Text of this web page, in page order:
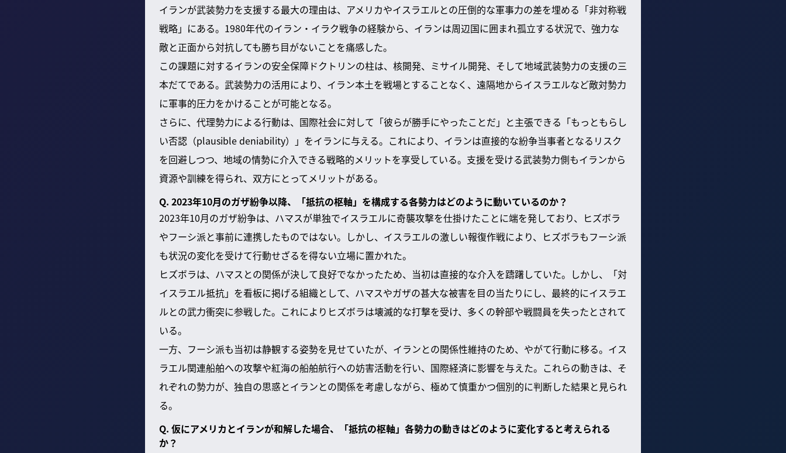
イランが武装勢力を支援する最大の理由は、アメリカやイスラエルとの圧倒的な軍事力の差を埋める「非対称戦
戦略」にある。1980年代のイラン・イラク戦争の経験から、イランは周辺国に囲まれ孤立する状況で、強力な
敵と正面から対抗しても勝ち目がないことを痛感した。
この課題に対するイランの安全保障ドクトリンの柱は、核開発、ミサイル開発、そして地域武装勢力の支援の三
本だてである。武装勢力の活用により、イラン本土を戦場とすることなく、遠隔地からイスラエルなど敵対勢力
に軍事的圧力をかけることが可能となる。
さらに、代理勢力による行動は、国際社会に対して「彼らが勝手にやったことだ」と主張できる「もっともらし
い否認（plausible deniability）」をイランに与える。これにより、イランは直接的な紛争当事者となるリスク
を回避しつつ、地域の情勢に介入できる戦略的メリットを享受している。支援を受ける武装勢力側もイランから
資源や訓練を得られ、双方にとってメリットがある。
Q. 2023年10月のガザ紛争以降、「抵抗の枢軸」を構成する各勢力はどのように動いているのか？
2023年10月のガザ紛争は、ハマスが単独でイスラエルに奇襲攻撃を仕掛けたことに端を発しており、ヒズボラ
やフーシ派と事前に連携したものではない。しかし、イスラエルの激しい報復作戦により、ヒズボラもフーシ派
も状況の変化を受けて行動せざるを得ない立場に置かれた。
ヒズボラは、ハマスとの関係が決して良好でなかったため、当初は直接的な介入を躊躇していた。しかし、「対
イスラエル抵抗」を看板に掲げる組織として、ハマスやガザの甚大な被害を目の当たりにし、最終的にイスラエ
ルとの武力衝突に参戦した。これによりヒズボラは壊滅的な打撃を受け、多くの幹部や戦闘員を失ったとされて
いる。
一方、フーシ派も当初は静観する姿勢を見せていたが、イランとの関係性維持のため、やがて行動に移る。イス
ラエル関連船舶への攻撃や紅海の船舶航行への妨害活動を行い、国際経済に影響を与えた。これらの動きは、そ
れぞれの勢力が、独自の思惑とイランとの関係を考慮しながら、極めて慎重かつ個別的に判断した結果と見られ
る。
Q. 仮にアメリカとイランが和解した場合、「抵抗の枢軸」各勢力の動きはどのように変化すると考えられる
か？